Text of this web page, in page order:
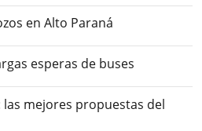
en Alto Paraná
esperas de buses
mejores propuestas del